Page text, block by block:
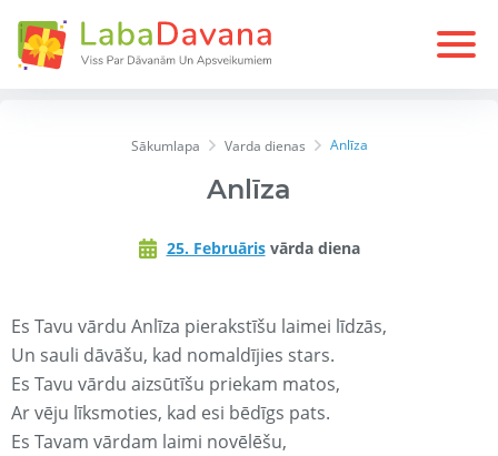
Sākumlapa Varda dienas Anlīza
Anlīza
25. Februārisvārda diena
Es Tavu vārdu Anlīza pierakstīšu laimei līdzās,
Un sauli dāvāšu, kad nomaldījies stars.
Es Tavu vārdu aizsūtīšu priekam matos,
Ar vēju līksmoties, kad esi bēdīgs pats.
Es Tavam vārdam laimi novēlēšu,